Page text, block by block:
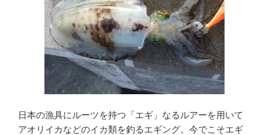
日本の漁具にルーツを持つ「エギ」なるルアーを用いて
アオリイカなどのイカ類を釣るエギング。今でこそエギ